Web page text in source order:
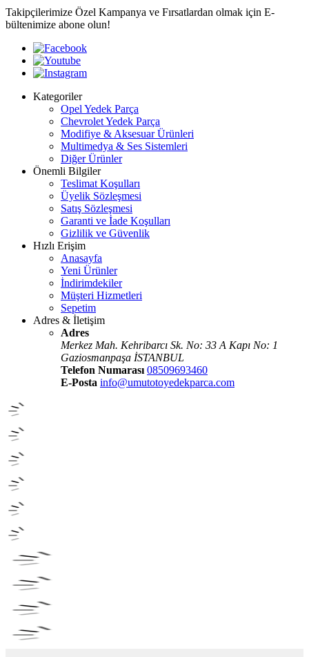
Takipçilerimize Özel Kampanya ve Fırsatlardan olmak için E-
bültenimize abone olun!
Kategoriler
Opel Yedek Parça
Chevrolet Yedek Parça
Modifiye & Aksesuar Ürünleri
Multimedya & Ses Sistemleri
Diğer Ürünler
Önemli Bilgiler
Teslimat Koşulları
Üyelik Sözleşmesi
Satış Sözleşmesi
Garanti ve İade Koşulları
Gizlilik ve Güvenlik
Hızlı Erişim
Anasayfa
Yeni Ürünler
İndirimdekiler
Müşteri Hizmetleri
Sepetim
Adres & İletişim
Adres
Merkez Mah. Kehribarcı Sk. No: 33 A Kapı No: 1
Gaziosmanpaşa İSTANBUL
Telefon Numarası 08509693460
E-Posta info@umutotoyedekparca.com